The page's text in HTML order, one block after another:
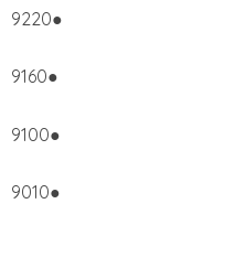
9220●
9160●
9100●
9010●